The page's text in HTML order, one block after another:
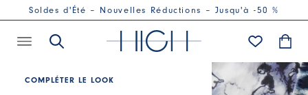
Soldes d'Été – Nouvelles Réductions – Jusqu'à -50 %
COMPLÉTER LE LOOK